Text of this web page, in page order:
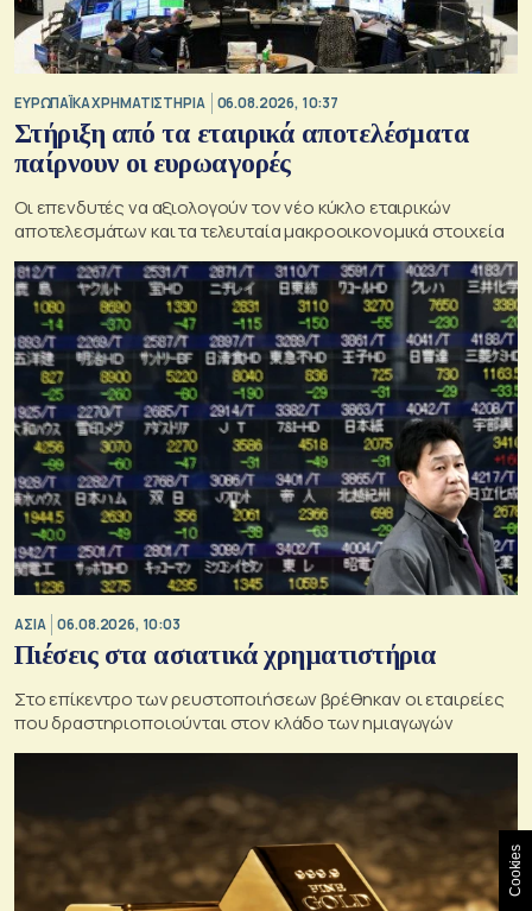
ΕΥΡΩΠΑΪΚΑ ΧΡΗΜΑΤΙΣΤΗΡΙΑ 06.08.2026, 10:37
Στήριξη από τα εταιρικά αποτελέσματα
παίρνουν οι ευρωαγορές
Οι επενδυτές να αξιολογούν τον νέο κύκλο εταιρικών
αποτελεσμάτων και τα τελευταία μακροοικονομικά στοιχεία
ΑΣΙΑ 06.08.2026, 10:03
Πιέσεις στα ασιατικά χρηματιστήρια
Στο επίκεντρο των ρευστοποιήσεων βρέθηκαν οι εταιρείες
που δραστηριοποιούνται στον κλάδο των ημιαγωγών
Cookies